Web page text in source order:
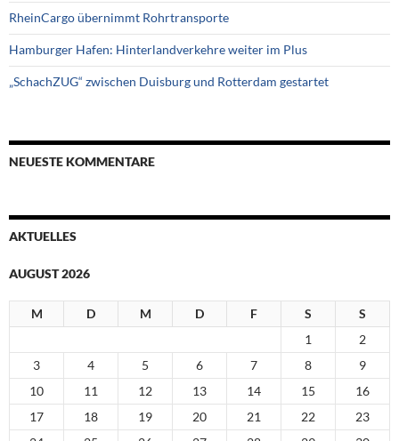
RheinCargo übernimmt Rohrtransporte
Hamburger Hafen: Hinterlandverkehre weiter im Plus
„SchachZUG“ zwischen Duisburg und Rotterdam gestartet
NEUESTE KOMMENTARE
AKTUELLES
AUGUST 2026
M D M D F S
S
1
2
3
4 5 6 7 8
9
10
11 12 13 14 15
16
17
18 19 20 21 22
23